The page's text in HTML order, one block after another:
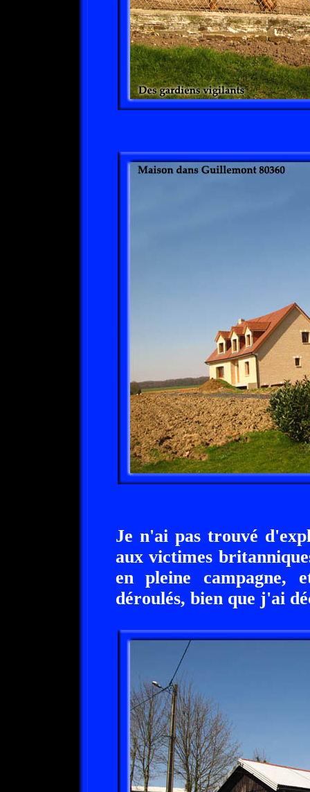
Je n'ai pas trouvé
aux victimes
en pleine campagne,
déroulés, bien que j'ai